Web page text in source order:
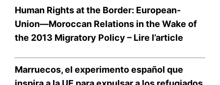
Human Rights at the Border: European-
Union—Moroccan Relations in the Wake of
the 2013 Migratory Policy – Lire l’article
Marruecos, el experimento español que